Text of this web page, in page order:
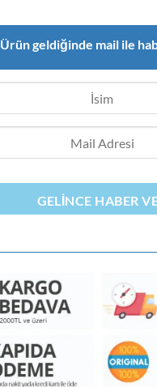
Ürün geldiğinde mail ile
GELINCE HABER